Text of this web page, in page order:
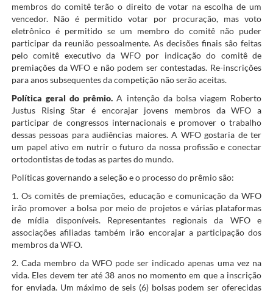
membros do comitê terão o direito de votar na escolha de um
vencedor. Não é permitido votar por procuração, mas voto
eletrônico é permitido se um membro do comitê não puder
participar da reunião pessoalmente. As decisões finais são feitas
pelo comitê executivo da WFO por indicação do comitê de
premiações da WFO e não podem ser contestadas. Re-inscrições
para anos subsequentes da competição não serão aceitas.
Política geral do prêmio. A intenção da bolsa viagem Roberto
Justus Rising Star é encorajar jovens membros da WFO a
participar de congressos internacionais e promover o trabalho
dessas pessoas para audiências maiores. A WFO gostaria de ter
um papel ativo em nutrir o futuro da nossa profissão e conectar
ortodontistas de todas as partes do mundo.
Políticas governando a seleção e o processo do prêmio são:
1. Os comitês de premiações, educação e comunicação da WFO
irão promover a bolsa por meio de projetos e várias plataformas
de mídia disponíveis. Representantes regionais da WFO e
associações afiliadas também irão encorajar a participação dos
membros da WFO.
2. Cada membro da WFO pode ser indicado apenas uma vez na
vida. Eles devem ter até 38 anos no momento em que a inscrição
for enviada. Um máximo de seis (6) bolsas podem ser oferecidas